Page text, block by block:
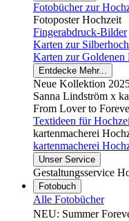
Fotobücher zur
Fotoposter Hochzeit
Fingerabdruck-Bilder
Karten zur
Karten zur Goldenen
Entdecke Mehr...
Neue Kollektion
Sanna Lindström x
From Lover to
Textideen für
kartenmacherei
kartenmacherei
Unser Service
Gestaltungsservice
Fotobuch
Alle Fotobücher
NEU: Summer